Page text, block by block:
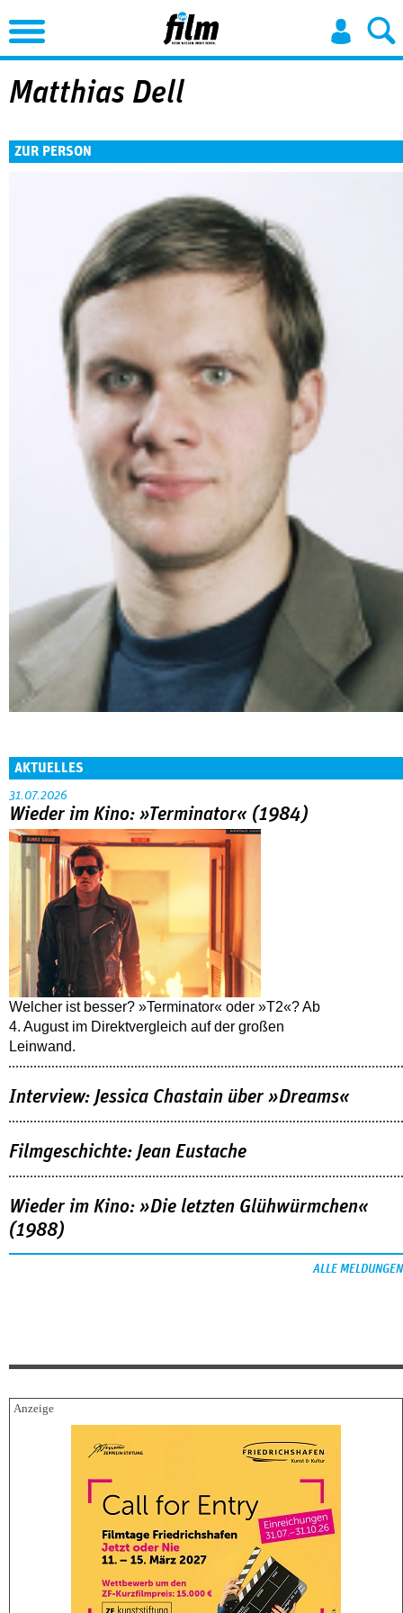
Jump to Navigation
Matthias Dell
ZUR PERSON
AKTUELLES
31.07.2026
Wieder im Kino: »Terminator« (1984)
Welcher ist besser? »Terminator« oder »T2«? Ab
4. August im Direktvergleich auf der großen
Leinwand.
Interview: Jessica Chastain über »Dreams«
Filmgeschichte: Jean Eustache
Wieder im Kino: »Die letzten Glühwürmchen«
(1988)
ALLE MELDUNGEN